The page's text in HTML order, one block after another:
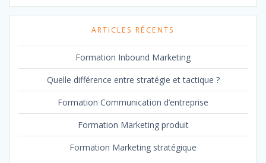
:
ARTICLES RÉCENTS
Formation Inbound Marketing
Quelle différence entre stratégie et tactique ?
Formation Communication d’entreprise
Formation Marketing produit
Formation Marketing stratégique